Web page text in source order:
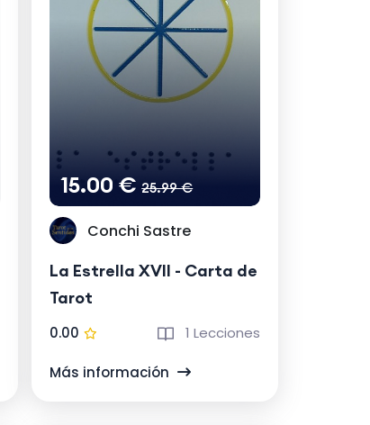
15.00 €25.99 €
Conchi Sastre
La Estrella XVII - Carta de
Tarot
0.00 1 Lecciones
Más información